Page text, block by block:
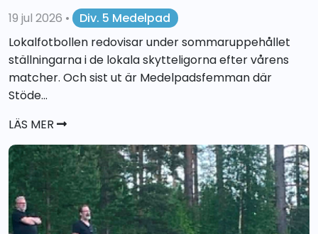
19 jul 2026 •
Div. 5 Medelpad
Lokalfotbollen redovisar under sommaruppehållet
ställningarna i de lokala skytteligorna efter vårens
matcher. Och sist ut är Medelpadsfemman där
Stöde...
LÄS MER